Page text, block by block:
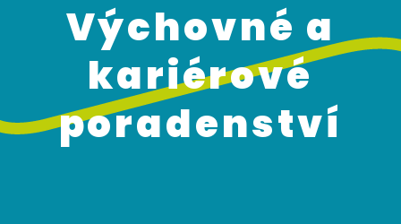
Výchovné a
kariérové
poradenství